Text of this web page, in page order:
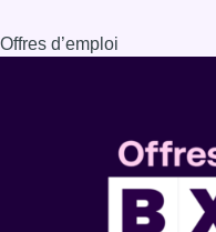
Offres d’emploi